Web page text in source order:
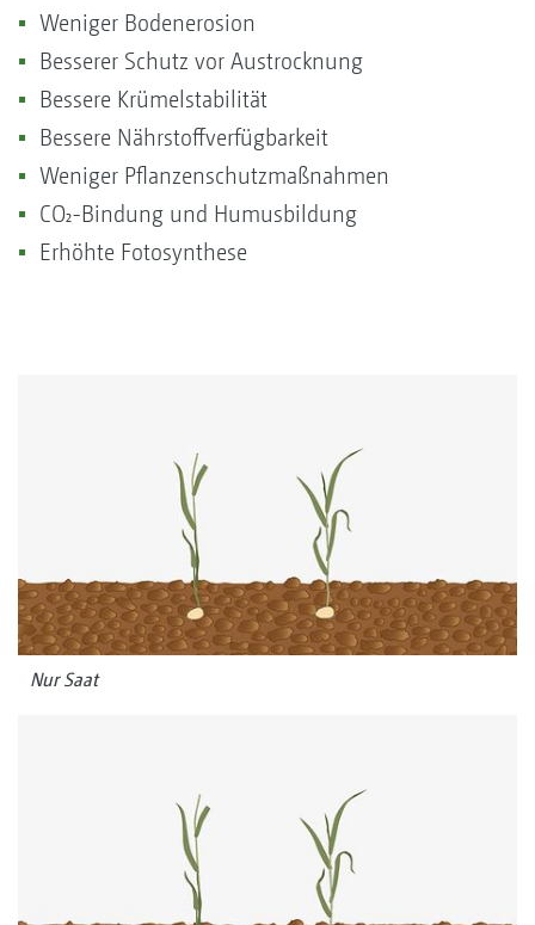
Weniger Bodenerosion
Besserer Schutz vor Austrocknung
Bessere Krümelstabilität
Bessere Nährstoffverfügbarkeit
Weniger Pflanzenschutzmaßnahmen
CO₂-Bindung und Humusbildung
Erhöhte Fotosynthese
Nur Saat